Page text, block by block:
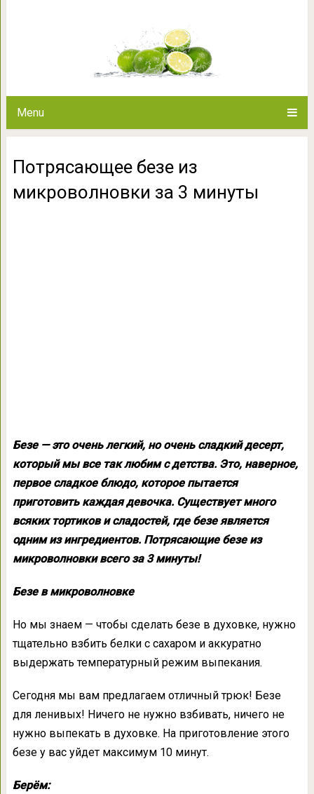
Menu
Потрясающее безе из
микроволновки за 3 минуты
Безе — это очень легкий, но очень сладкий десерт,
который мы все так любим с детства. Это, наверное,
первое сладкое блюдо, которое пытается
приготовить каждая девочка. Существует много
всяких тортиков и сладостей, где безе является
одним из ингредиентов. Потрясающие безе из
микроволновки всего за 3 минуты!
Безе в микроволновке
Но мы знаем — чтобы сделать безе в духовке, нужно
тщательно взбить белки с сахаром и аккуратно
выдержать температурный режим выпекания.
Сегодня мы вам предлагаем отличный трюк! Безе
для ленивых! Ничего не нужно взбивать, ничего не
нужно выпекать в духовке. На приготовление этого
безе у вас уйдет максимум 10 минут.
Берём: